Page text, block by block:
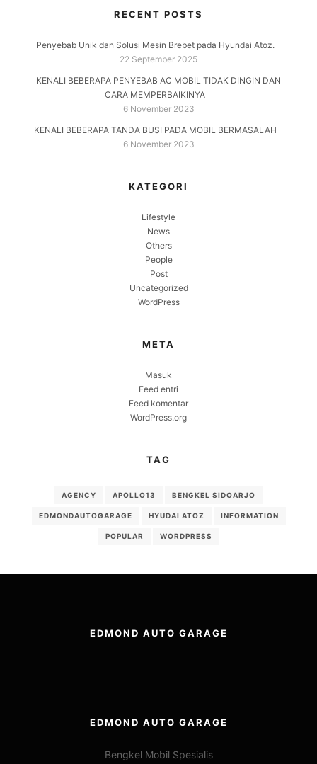
RECENT POSTS
Penyebab Unik dan Solusi Mesin Brebet pada Hyundai Atoz.
22 September 2025
KENALI BEBERAPA PENYEBAB AC MOBIL TIDAK DINGIN DAN
CARA MEMPERBAIKINYA
6 November 2023
KENALI BEBERAPA TANDA BUSI PADA MOBIL BERMASALAH
6 November 2023
KATEGORI
Lifestyle
News
Others
People
Post
Uncategorized
WordPress
META
Masuk
Feed entri
Feed komentar
WordPress.org
TAG
AGENCY APOLLO13 BENGKEL SIDOARJO
EDMONDAUTOGARAGE HYUDAI ATOZ INFORMATION
POPULAR WORDPRESS
EDMOND AUTO GARAGE
EDMOND AUTO GARAGE
Bengkel Mobil Spesialis